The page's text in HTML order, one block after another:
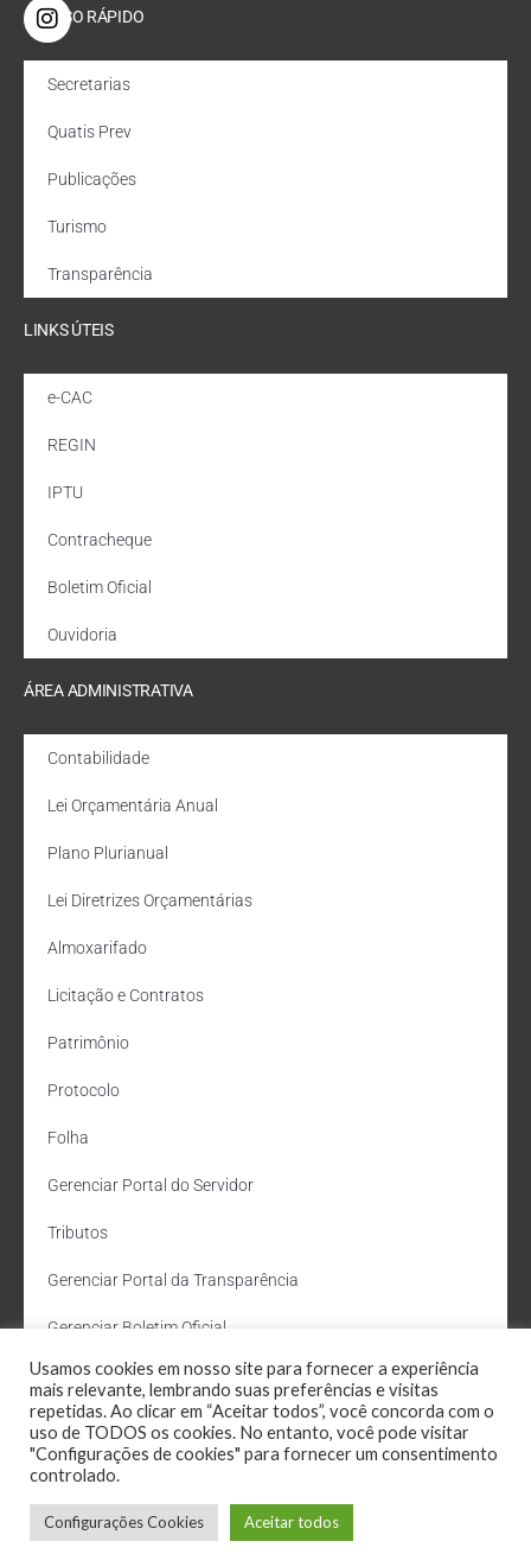
ACESSO RÁPIDO
Secretarias
Quatis Prev
Publicações
Turismo
Transparência
LINKS ÚTEIS
e-CAC
REGIN
IPTU
Contracheque
Boletim Oficial
Ouvidoria
ÁREA ADMINISTRATIVA
Contabilidade
Lei Orçamentária Anual
Plano Plurianual
Lei Diretrizes Orçamentárias
Almoxarifado
Licitação e Contratos
Patrimônio
Protocolo
Folha
Gerenciar Portal do Servidor
Tributos
Gerenciar Portal da Transparência
Gerenciar Boletim Oficial
Departamento de Água e Esgoto
Administração Site
Webmail
Usamos cookies em nosso site para fornecer a experiência
mais relevante, lembrando suas preferências e visitas
repetidas. Ao clicar em “Aceitar todos”, você concorda com o
uso de TODOS os cookies. No entanto, você pode visitar
"Configurações de cookies" para fornecer um consentimento
controlado.
Configurações Cookies Aceitar todos